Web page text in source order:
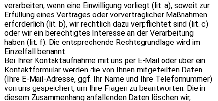
verarbeiten, wenn eine Einwilligung vorliegt (lit. a), soweit zur
Erfüllung eines Vertrages oder vorvertraglicher Maßnahmen
erforderlich (lit. b), wir rechtlich dazu verpflichtet sind (lit. c)
oder wir ein berechtigtes Interesse an der Verarbeitung
haben (lit. f). Die entsprechende Rechtsgrundlage wird im
Einzelfall benannt.
Bei Ihrer Kontaktaufnahme mit uns per E-Mail oder über ein
Kontaktformular werden die von Ihnen mitgeteilten Daten
(Ihre E-Mail-Adresse, ggf. Ihr Name und Ihre Telefonnummer)
von uns gespeichert, um Ihre Fragen zu beantworten. Die in
diesem Zusammenhang anfallenden Daten löschen wir,